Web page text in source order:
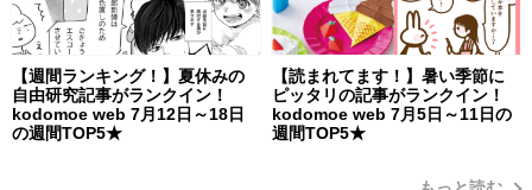
【週間ランキング！】夏休みの
自由研究記事がランクイン！
kodomoe web 7月12日～18日
の週間TOP5★
【読まれてます！】暑い季節に
ピッタリの記事がランクイン！
kodomoe web 7月5日～11日の
週間TOP5★